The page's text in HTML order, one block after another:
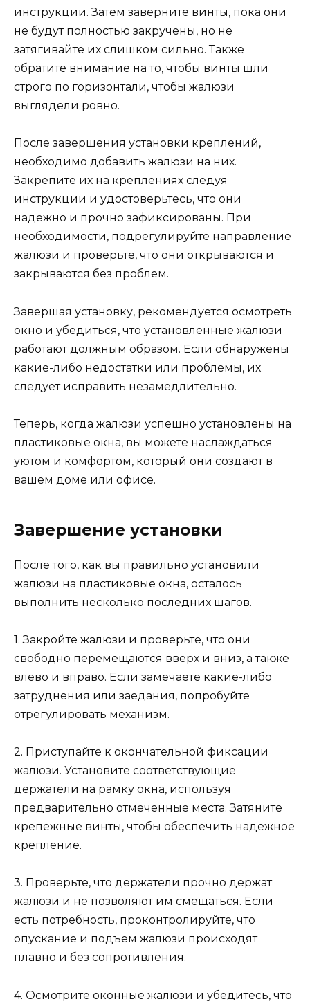
инструкции. Затем заверните винты, пока они
не будут полностью закручены, но не
затягивайте их слишком сильно. Также
обратите внимание на то, чтобы винты шли
строго по горизонтали, чтобы жалюзи
выглядели ровно.
После завершения установки креплений,
необходимо добавить жалюзи на них.
Закрепите их на креплениях следуя
инструкции и удостоверьтесь, что они
надежно и прочно зафиксированы. При
необходимости, подрегулируйте направление
жалюзи и проверьте, что они открываются и
закрываются без проблем.
Завершая установку, рекомендуется осмотреть
окно и убедиться, что установленные жалюзи
работают должным образом. Если обнаружены
какие-либо недостатки или проблемы, их
следует исправить незамедлительно.
Теперь, когда жалюзи успешно установлены на
пластиковые окна, вы можете наслаждаться
уютом и комфортом, который они создают в
вашем доме или офисе.
Завершение установки
После того, как вы правильно установили
жалюзи на пластиковые окна, осталось
выполнить несколько последних шагов.
1. Закройте жалюзи и проверьте, что они
свободно перемещаются вверх и вниз, а также
влево и вправо. Если замечаете какие-либо
затруднения или заедания, попробуйте
отрегулировать механизм.
2. Приступайте к окончательной фиксации
жалюзи. Установите соответствующие
держатели на рамку окна, используя
предварительно отмеченные места. Затяните
крепежные винты, чтобы обеспечить надежное
крепление.
3. Проверьте, что держатели прочно держат
жалюзи и не позволяют им смещаться. Если
есть потребность, проконтролируйте, что
опускание и подъем жалюзи происходят
плавно и без сопротивления.
4. Осмотрите оконные жалюзи и убедитесь, что